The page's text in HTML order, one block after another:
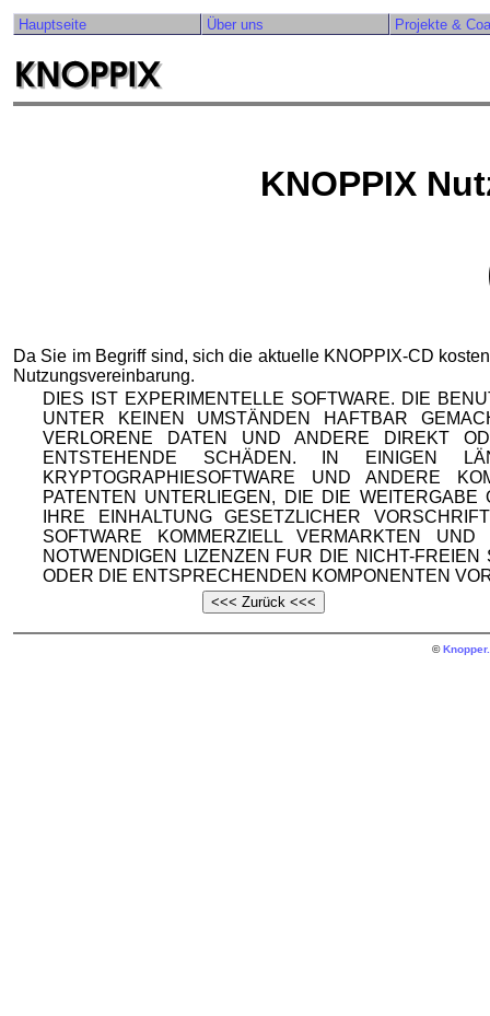
Hauptseite Über uns Projekte &
KNOPPIX
Da Sie im Begriff sind, sich die aktuelle KNOPPIX-CD
Nutzungsvereinbarung.
DIES IST EXPERIMENTELLE SOFTWARE. DIE
UNTER KEINEN UMSTÄNDEN HAFTBAR
VERLORENE DATEN UND ANDERE DIREKT
ENTSTEHENDE SCHÄDEN. IN EINIGEN
KRYPTOGRAPHIESOFTWARE UND ANDERE
PATENTEN UNTERLIEGEN, DIE DIE
IHRE EINHALTUNG GESETZLICHER
SOFTWARE KOMMERZIELL VERMARKTEN
NOTWENDIGEN LIZENZEN FUR DIE NICHT-
ODER DIE ENTSPRECHENDEN KOMPONENTEN
©